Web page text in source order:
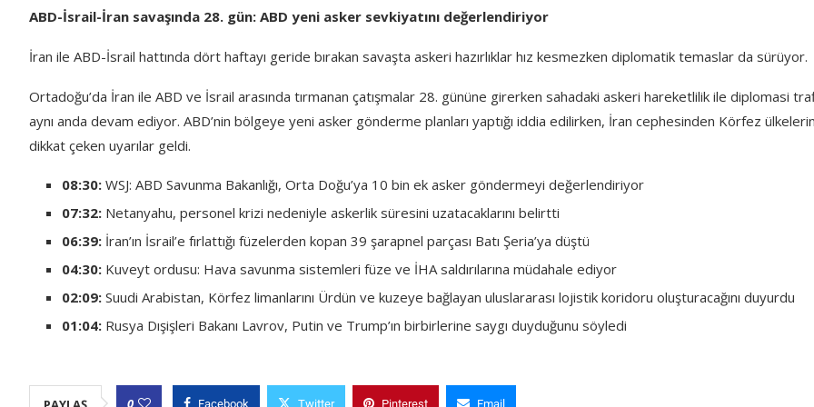
ABD-İsrail-İran savaşında 28. gün: ABD yeni asker sevkiyatını değerlendiriyor
İran ile ABD-İsrail hattında dört haftayı geride bırakan savaşta askeri hazırlıklar hız kesmezken diplomatik temaslar da sürüyor.
Ortadoğu’da İran ile ABD ve İsrail arasında tırmanan çatışmalar 28. gününe girerken sahadaki askeri hareketlilik ile diplomasi
aynı anda devam ediyor. ABD’nin bölgeye yeni asker gönderme planları yaptığı iddia edilirken, İran cephesinden Körfez
dikkat çeken uyarılar geldi.
08:30: WSJ: ABD Savunma Bakanlığı, Orta Doğu’ya 10 bin ek asker göndermeyi değerlendiriyor
07:32: Netanyahu, personel krizi nedeniyle askerlik süresini uzatacaklarını belirtti
06:39: İran’ın İsrail’e fırlattığı füzelerden kopan 39 şarapnel parçası Batı Şeria’ya düştü
04:30: Kuveyt ordusu: Hava savunma sistemleri füze ve İHA saldırılarına müdahale ediyor
02:09: Suudi Arabistan, Körfez limanlarını Ürdün ve kuzeye bağlayan uluslararası lojistik koridoru oluşturacağını duyurdu
01:04: Rusya Dışişleri Bakanı Lavrov, Putin ve Trump’ın birbirlerine saygı duyduğunu söyledi
0 Facebook Twitter Pinterest Email